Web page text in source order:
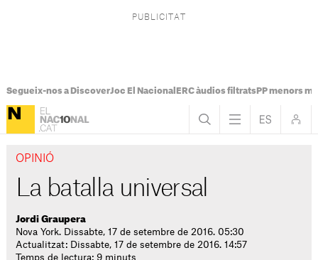
Segueix-nos a DiscoverJoc El Nacional ERC àudios filtratsPP menors
OPINIÓ
La batalla universal
Jordi Graupera
Nova York. Dissabte, 17 de setembre de 2016. 05:30
Actualitzat: Dissabte, 17 de setembre de 2016. 14:57
Temps de lectura: 9 minuts